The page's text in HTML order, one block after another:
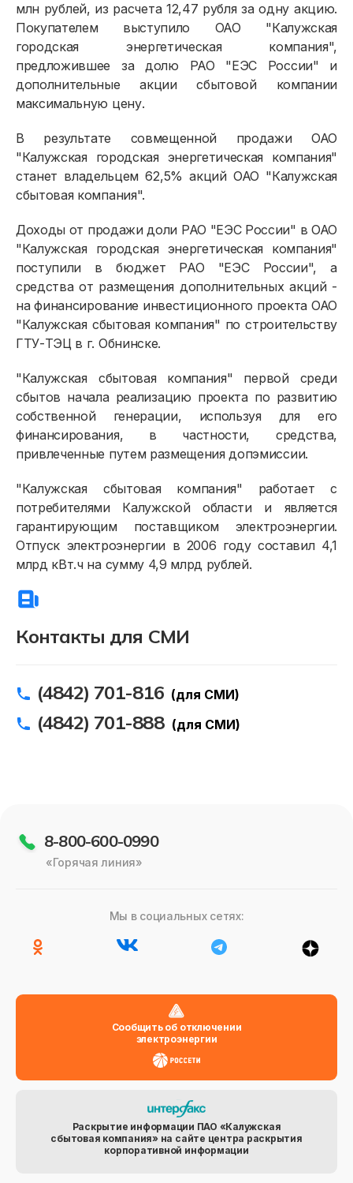
Контакты для СМИ
(4842) 701-816 (для СМИ)
(4842) 701-888 (для СМИ)
млн рублей, из расчета 12,47 рубля за одну акцию.
Покупателем выступило ОАО "Калужская
городская энергетическая компания",
предложившее за долю РАО "ЕЭС России" и
дополнительные акции сбытовой компании
максимальную цену.
В результате совмещенной продажи ОАО
"Калужская городская энергетическая компания"
станет владельцем 62,5% акций ОАО "Калужская
сбытовая компания".
Доходы от продажи доли РАО "ЕЭС России" в ОАО
"Калужская городская энергетическая компания"
поступили в бюджет РАО "ЕЭС России", а
средства от размещения дополнительных акций -
на финансирование инвестиционного проекта ОАО
"Калужская сбытовая компания" по строительству
ГТУ-ТЭЦ в г. Обнинске.
"Калужская сбытовая компания" первой среди
сбытов начала реализацию проекта по развитию
собственной генерации, используя для его
финансирования, в частности, средства,
привлеченные путем размещения допэмиссии.
"Калужская сбытовая компания" работает с
потребителями Калужской области и является
гарантирующим поставщиком электроэнергии.
Отпуск электроэнергии в 2006 году составил 4,1
млрд кВт.ч на сумму 4,9 млрд рублей.
8-800-600-0990
«Горячая линия»
Мы в социальных сетях:
Сообщить об отключении
электроэнергии
Раскрытие информации ПАО «Калужская
сбытовая компания» на сайте центра раскрытия
корпоративной информации
Физическим лицам
Договор энергоснабжения
Расчёты и оплата
Должникам
Онлайн-сервисы
Полезное